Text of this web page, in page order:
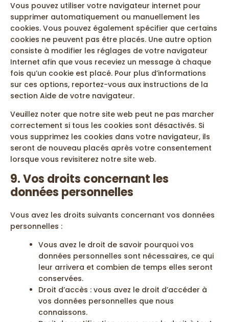
Vous pouvez utiliser votre navigateur internet pour
supprimer automatiquement ou manuellement les
cookies. Vous pouvez également spécifier que certains
cookies ne peuvent pas être placés. Une autre option
consiste à modifier les réglages de votre navigateur
Internet afin que vous receviez un message à chaque
fois qu’un cookie est placé. Pour plus d’informations
sur ces options, reportez-vous aux instructions de la
section Aide de votre navigateur.
Veuillez noter que notre site web peut ne pas marcher
correctement si tous les cookies sont désactivés. Si
vous supprimez les cookies dans votre navigateur, ils
seront de nouveau placés après votre consentement
lorsque vous revisiterez notre site web.
9. Vos droits concernant les
données personnelles
Vous avez les droits suivants concernant vos données
personnelles :
Vous avez le droit de savoir pourquoi vos
données personnelles sont nécessaires, ce qui
leur arrivera et combien de temps elles seront
conservées.
Droit d’accès : vous avez le droit d’accéder à
vos données personnelles que nous
connaissons.